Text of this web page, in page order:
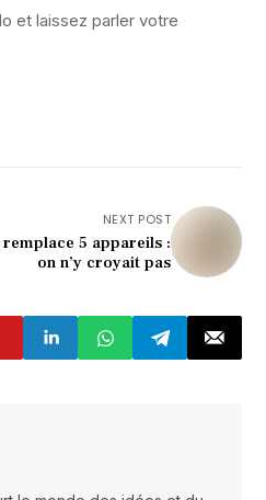
et laissez parler votre
NEXT POST
5 appareils :
on n’y croyait pas